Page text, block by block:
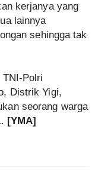
kerjanya yang
lainnya
sehingga tak
Polri
Distrik Yigi,
seorang warga
[YMA]